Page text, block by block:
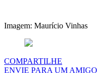
Imagem: Maurício Vinhas
COMPARTILHE
ENVIE PARA UM AMIGO